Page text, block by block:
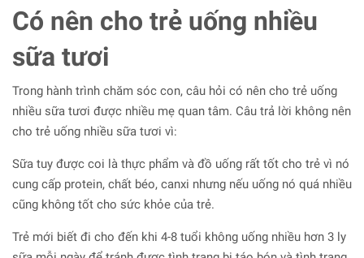
Có nên cho trẻ uống nhiều
sữa tươi
Trong hành trình chăm sóc con, câu hỏi có nên cho trẻ uống
nhiều sữa tươi được nhiều mẹ quan tâm. Câu trả lời không nên
cho trẻ uống nhiều sữa tươi vì:
Sữa tuy được coi là thực phẩm và đồ uống rất tốt cho trẻ vì nó
cung cấp protein, chất béo, canxi nhưng nếu uống nó quá nhiều
cũng không tốt cho sức khỏe của trẻ.
Trẻ mới biết đi cho đến khi 4-8 tuổi không uống nhiều hơn 3 ly